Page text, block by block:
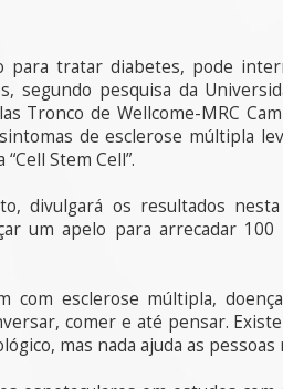
tratar diabetes, pode
segundo pesquisa da
Tronco de Wellcome-MRC
de esclerose múltipla
Stem Cell”.
divulgará os resultados
um apelo para arrecadar
com esclerose múltipla,
comer e até pensar.
mas nada ajuda as pessoas